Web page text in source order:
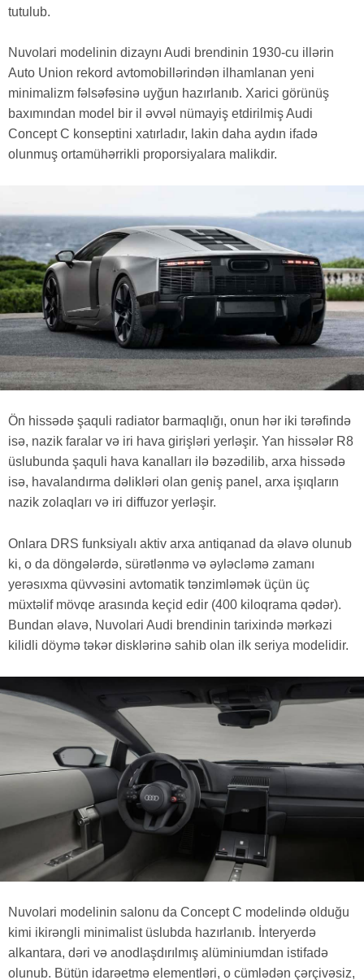
tutulub.
Nuvolari modelinin dizaynı Audi brendinin 1930-cu illərin
Auto Union rekord avtomobillərindən ilhamlanan yeni
minimalizm fəlsəfəsinə uyğun hazırlanıb. Xarici görünüş
baxımından model bir il əvvəl nümayiş etdirilmiş Audi
Concept C konseptini xatırladır, lakin daha aydın ifadə
olunmuş ortamühərrikli proporsiyalara malikdir.
Ön hissədə şaquli radiator barmaqlığı, onun hər iki tərəfində
isə, nazik faralar və iri hava girişləri yerləşir. Yan hissələr R8
üslubunda şaquli hava kanalları ilə bəzədilib, arxa hissədə
isə, havalandırma dəlikləri olan geniş panel, arxa işıqların
nazik zolaqları və iri diffuzor yerləşir.
Onlara DRS funksiyalı aktiv arxa antiqanad da əlavə olunub
ki, o da döngələrdə, sürətlənmə və əyləcləmə zamanı
yerəsıxma qüvvəsini avtomatik tənzimləmək üçün üç
müxtəlif mövqe arasında keçid edir (400 kiloqrama qədər).
Bundan əlavə, Nuvolari Audi brendinin tarixində mərkəzi
kilidli döymə təkər disklərinə sahib olan ilk seriya modelidir.
Nuvolari modelinin salonu da Concept C modelində olduğu
kimi ikirəngli minimalist üslubda hazırlanıb. İnteryerdə
alkantara, dəri və anodlaşdırılmış alüminiumdan istifadə
olunub. Bütün idarəetmə elementləri, o cümlədən çərçivəsiz,